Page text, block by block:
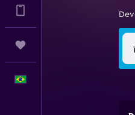
Vá mais longe no app